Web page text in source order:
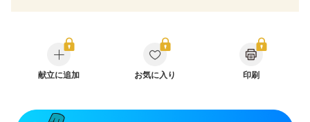
妊娠糖尿病(初期)
産後（母乳）
産後（混合栄養）
産後（ミルク）
骨粗しょう症
関節リウマチ
フレイル（年齢に合わせた体作り）
貧血対策
献立に追加 お気に入り 印刷